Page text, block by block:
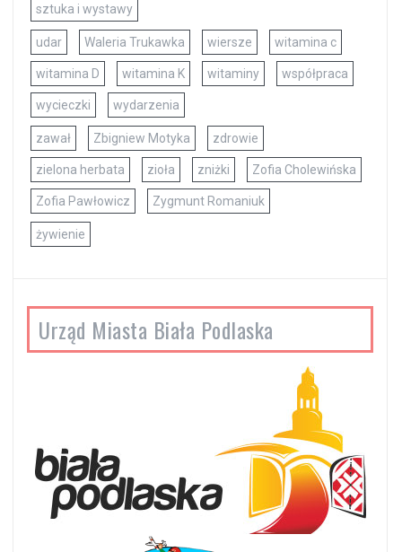
sztuka i wystawy
udar Waleria Trukawka wiersze witamina c
witamina D witamina K witaminy współpraca
wycieczki wydarzenia
zawał Zbigniew Motyka zdrowie
zielona herbata zioła zniżki Zofia Cholewińska
Zofia Pawłowicz Zygmunt Romaniuk
żywienie
Urząd Miasta Biała Podlaska